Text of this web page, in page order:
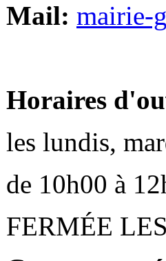
Mail: mairie-
Horaires
les lundis,
de 10h00 à
FERMÉE